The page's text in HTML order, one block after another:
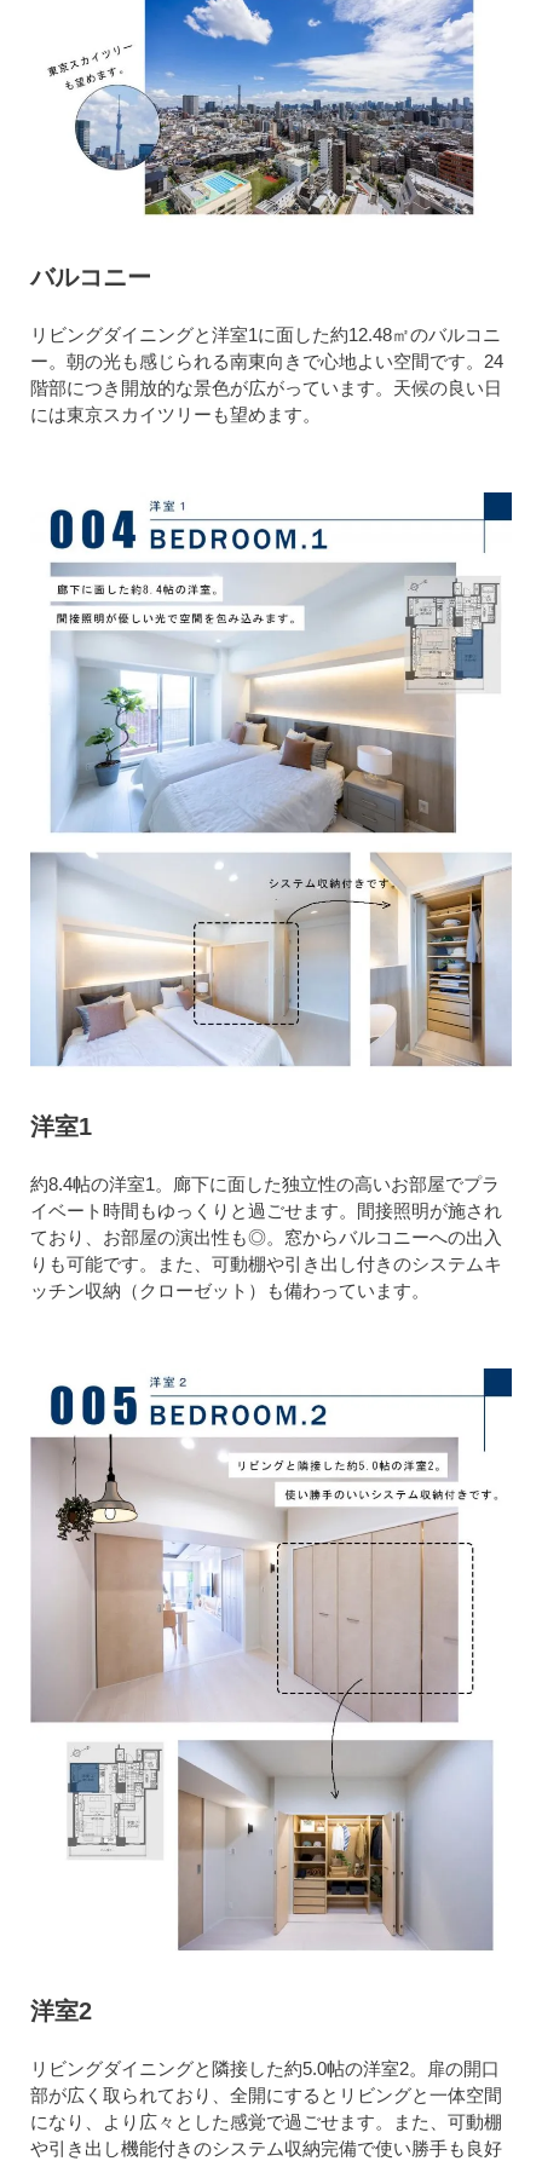
バルコニー
リビングダイニングと洋室1に面した約12.48㎡のバルコニ
ー。朝の光も感じられる南東向きで心地よい空間です。24
階部につき開放的な景色が広がっています。天候の良い日
には東京スカイツリーも望めます。
洋室1
約8.4帖の洋室1。廊下に面した独立性の高いお部屋でプラ
イベート時間もゆっくりと過ごせます。間接照明が施され
ており、お部屋の演出性も◎。窓からバルコニーへの出入
りも可能です。また、可動棚や引き出し付きのシステムキ
ッチン収納（クローゼット）も備わっています。
洋室2
リビングダイニングと隣接した約5.0帖の洋室2。扉の開口
部が広く取られており、全開にするとリビングと一体空間
になり、より広々とした感覚で過ごせます。また、可動棚
や引き出し機能付きのシステム収納完備で使い勝手も良好